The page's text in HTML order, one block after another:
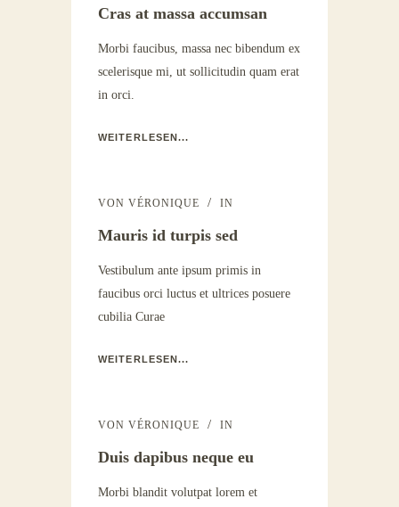
Cras at massa accumsan
Morbi faucibus, massa nec bibendum ex
scelerisque mi, ut sollicitudin quam erat
in orci.
WEITERLESEN...
VON VÉRONIQUE IN
Mauris id turpis sed
Vestibulum ante ipsum primis in
faucibus orci luctus et ultrices posuere
cubilia Curae
WEITERLESEN...
VON VÉRONIQUE IN
Duis dapibus neque eu
Morbi blandit volutpat lorem et